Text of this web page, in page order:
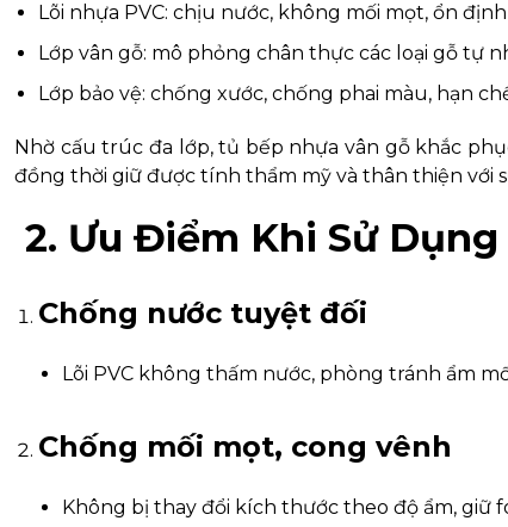
Lõi nhựa PVC: chịu nước, không mối mọt, ổn
Lớp vân gỗ: mô phỏng chân thực các loại gỗ tự
Lớp bảo vệ: chống xước, chống phai màu, hạn
Nhờ cấu trúc đa lớp, tủ bếp nhựa vân gỗ khắc
đồng thời giữ được tính thẩm mỹ và thân thiện với
2. Ưu Điểm Khi Sử
Chống nước tuyệt đối
Lõi PVC không thấm nước, phòng tránh ẩm
Chống mối mọt, cong vênh
Không bị thay đổi kích thước theo độ ẩm, giữ